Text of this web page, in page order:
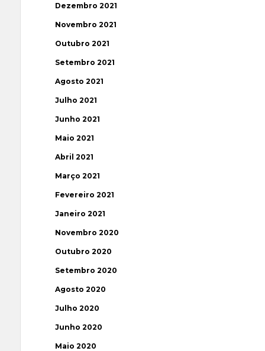
Dezembro 2021
Novembro 2021
Outubro 2021
Setembro 2021
Agosto 2021
Julho 2021
Junho 2021
Maio 2021
Abril 2021
Março 2021
Fevereiro 2021
Janeiro 2021
Novembro 2020
Outubro 2020
Setembro 2020
Agosto 2020
Julho 2020
Junho 2020
Maio 2020